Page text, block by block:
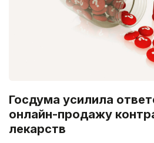
Госдума усилила
онлайн-продажу
лекарств